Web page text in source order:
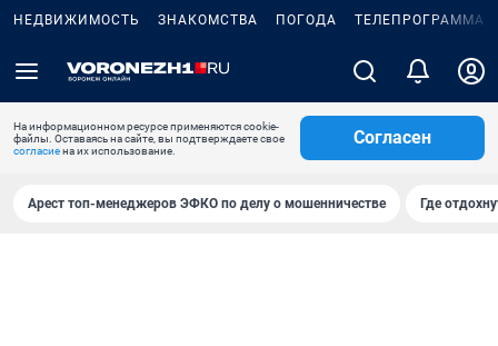
НЕДВИЖИМОСТЬ ЗНАКОМСТВА ПОГОДА ТЕЛЕПРОГРАММА
На информационном ресурсе применяются cookie-
файлы. Оставаясь на сайте, вы подтверждаете свое
согласиена их использование.
Согласен
Арест топ-менеджеров ЭФКО по делу о мошенничестве Где